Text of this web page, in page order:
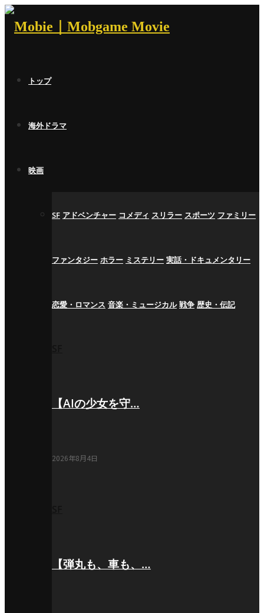
トップ
海外ドラマ
映画
SF アドベンチャー コメディ スリラー スポーツ ファミリー
ファンタジー ホラー ミステリー 実話・ドキュメンタリー
恋愛・ロマンス 音楽・ミュージカル 戦争 歴史・伝記
【AIの少女を守…
2026年8月4日
【弾丸も、車も、…